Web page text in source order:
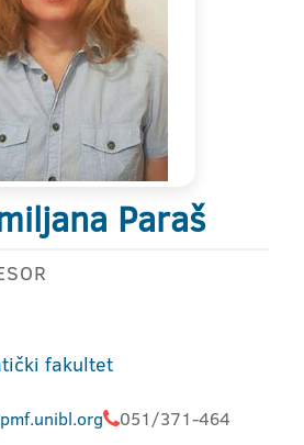
Paraš
fakultet
051/371-464